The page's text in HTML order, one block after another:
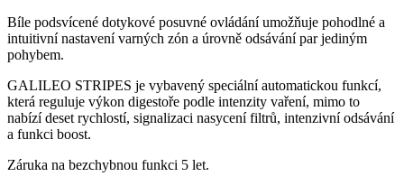
Bíle podsvícené dotykové posuvné ovládání umožňuje pohodlné a
intuitivní nastavení varných zón a úrovně odsávání par jediným
pohybem.
GALILEO STRIPES je vybavený speciální automatickou funkcí,
která reguluje výkon digestoře podle intenzity vaření, mimo to
nabízí deset rychlostí, signalizaci nasycení filtrů, intenzivní odsávání
a funkci boost.
Záruka na bezchybnou funkci 5 let.